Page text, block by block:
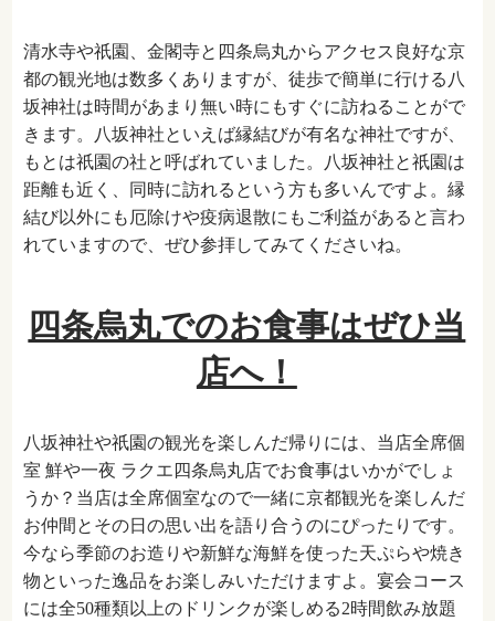
清水寺や祇園、金閣寺と四条烏丸からアクセス良好な京
都の観光地は数多くありますが、徒歩で簡単に行ける八
坂神社は時間があまり無い時にもすぐに訪ねることがで
きます。八坂神社といえば縁結びが有名な神社ですが、
もとは祇園の社と呼ばれていました。八坂神社と祇園は
距離も近く、同時に訪れるという方も多いんですよ。縁
結び以外にも厄除けや疫病退散にもご利益があると言わ
れていますので、ぜひ参拝してみてくださいね。
四条烏丸でのお食事はぜひ当
店へ！
八坂神社や祇園の観光を楽しんだ帰りには、当店全席個
室 鮮や一夜 ラクエ四条烏丸店でお食事はいかがでしょ
うか？当店は全席個室なので一緒に京都観光を楽しんだ
お仲間とその日の思い出を語り合うのにぴったりです。
今なら季節のお造りや新鮮な海鮮を使った天ぷらや焼き
物といった逸品をお楽しみいただけますよ。宴会コース
には全50種類以上のドリンクが楽しめる2時間飲み放題